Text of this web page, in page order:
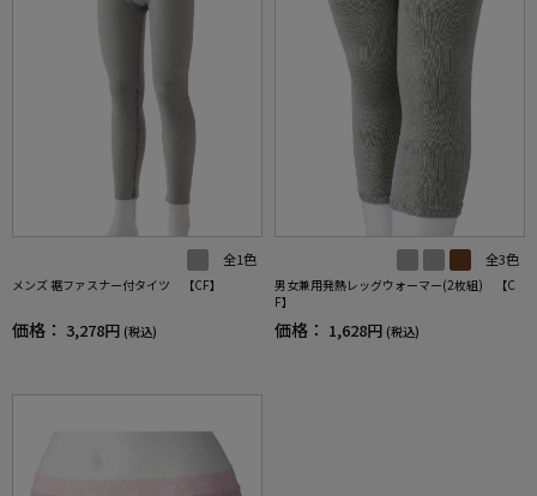
全1色
メンズ 裾ファスナー付タイツ 【CF】
価格： 3,278円 (税込)
全3色
男女兼用発熱レッグウォーマー(2枚組) 【C
F】
価格： 1,628円 (税込)